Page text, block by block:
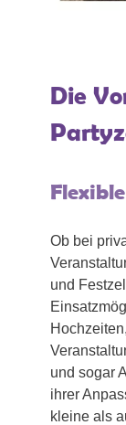
Die
Ob bei
und
und sogar
ihrer
kleine als